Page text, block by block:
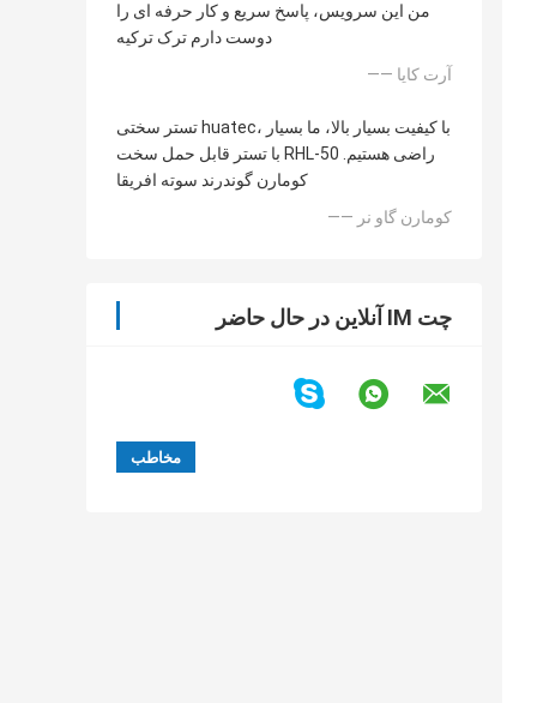
من این سرویس، پاسخ سریع و کار حرفه ای را
دوست دارم ترک ترکیه
—— آرت کایا
تستر سختی huatec، با کیفیت بسیار بالا، ما بسیار
با تستر قابل حمل سخت RHL-50 راضی هستیم.
کومارن گوندرند سوته افریقا
—— کومارن گاو نر
چت IM آنلاین در حال حاضر